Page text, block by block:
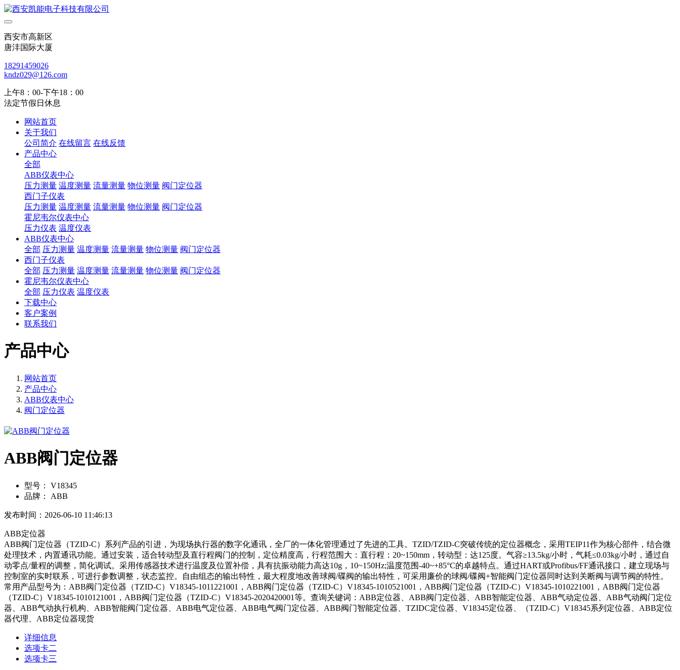
西安市高新区
唐沣国际大厦
18291459026
kndz029@126.com
上午8：00-下午18：00
法定节假日休息
网站首页
关于我们
公司简介 在线留言 在线反馈
产品中心
全部
ABB仪表中心
压力测量 温度测量 流量测量 物位测量 阀门定位器
西门子仪表
压力测量 温度测量 流量测量 物位测量 阀门定位器
霍尼韦尔仪表中心
压力仪表 温度仪表
ABB仪表中心
全部 压力测量 温度测量 流量测量 物位测量 阀门定位器
西门子仪表
全部 压力测量 温度测量 流量测量 物位测量 阀门定位器
霍尼韦尔仪表中心
全部 压力仪表 温度仪表
下载中心
客户案例
联系我们
产品中心
网站首页
产品中心
ABB仪表中心
阀门定位器
ABB阀门定位器
型号：
V18345
品牌：
ABB
发布时间：2026-06-10 11:46:13
ABB定位器
ABB阀门定位器（TZID-C）系列产品的引进，为现场执行器的数字化通讯，全厂的一体化管理通过了先进的工具。TZID/TZID-C突破传统的定位器概念，采用TEIP11作为核心部件，结合微
处理技术，内置通讯功能。通过安装，适合转动型及直行程阀门的控制，定位精度高，行程范围大：直行程：20~150mm，转动型：达125度。气容≥13.5kg/小时，气耗≤0.03kg/小时，通过自
动零点/量程的调整，简化调试。采用传感器技术进行温度及位置补偿，具有抗振动能力高达10g，10~150Hz;温度范围-40~+85°C的卓越特点。通过HART或Profibus/FF通讯接口，建立现场与
控制室的实时联系，可进行参数调整，状态监控。自由组态的输出特性，最大程度地改善球阀/碟阀的输出特性，可采用廉价的球阀/碟阀+智能阀门定位器同时达到关断阀与调节阀的特性。
常用产品型号为：ABB阀门定位器（TZID-C）V18345-1011221001，ABB阀门定位器（TZID-C）V18345-1010521001，ABB阀门定位器（TZID-C）V18345-1010221001，ABB阀门定位器
（TZID-C）V18345-1010121001，ABB阀门定位器（TZID-C）V18345-2020420001等。查询关键词：ABB定位器、ABB阀门定位器、ABB智能定位器、ABB气动定位器、ABB气动阀门定位
器、ABB气动执行机构、ABB智能阀门定位器、ABB电气定位器、ABB电气阀门定位器、ABB阀门智能定位器、TZIDC定位器、V18345定位器、（TZID-C）V18345系列定位器、ABB定位
器代理、ABB定位器现货
详细信息
选项卡二
选项卡三